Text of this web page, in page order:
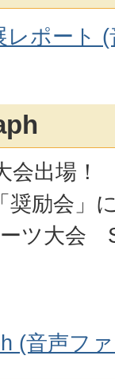
レポート
出場！
奨励会」
ーツ大会
(音声フ